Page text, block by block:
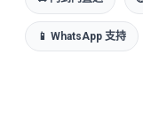
📱 WhatsApp 支持